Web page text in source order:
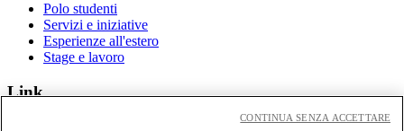
Polo studenti
Servizi e iniziative
Esperienze all'estero
Stage e lavoro
Link
CONTINUA SENZA ACCETTARE